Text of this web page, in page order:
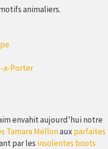
animaliers.
a-Porter
envahit aujourd'hui notre
Tamara Mellonaux parfaites
par les insolentes boots